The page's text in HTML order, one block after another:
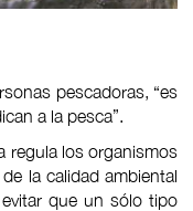
pescadoras, “es
a la pesca”.
regula los organismos
la calidad ambiental
que un sólo tipo